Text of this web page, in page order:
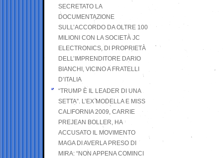
SECRETATO LA
DOCUMENTAZIONE
SULL’ACCORDO DA OLTRE 100
MILIONI CON LA SOCIETÀ JC
ELECTRONICS, DI PROPRIETÀ
DELL’IMPRENDITORE DARIO
BIANCHI, VICINO A FRATELLI
D’ITALIA
“TRUMP È IL LEADER DI UNA
SETTA”. L’EX MODELLA E MISS
CALIFORNIA 2009, CARRIE
PREJEAN BOLLER, HA
ACCUSATO IL MOVIMENTO
MAGA DI AVERLA PRESO DI
MIRA: “NON APPENA COMINCI